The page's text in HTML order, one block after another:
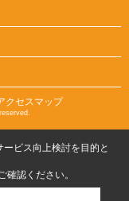
クセスマップ
ビス向上検討を目的と
確認ください。